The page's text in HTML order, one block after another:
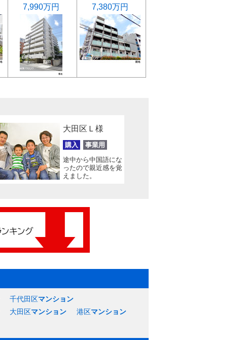
7,990万円
7,380万円
大田区Ｌ様
購入
事業用
途中から中国語にな
ったので親近感を覚
えました。
千代田区マンション
大田区マンション 港区マンション